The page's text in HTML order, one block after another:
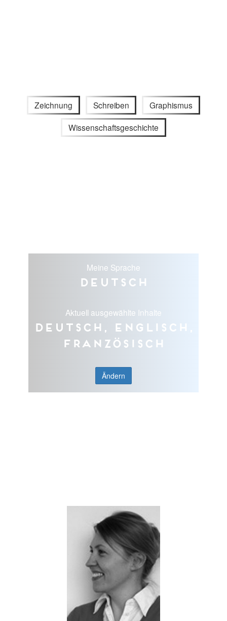
Zeichnung Schreiben Graphismus
Wissenschaftsgeschichte
Meine Sprache
Deutsch
Aktuell ausgewählte Inhalte
Deutsch, Englisch,
Französisch
Ändern